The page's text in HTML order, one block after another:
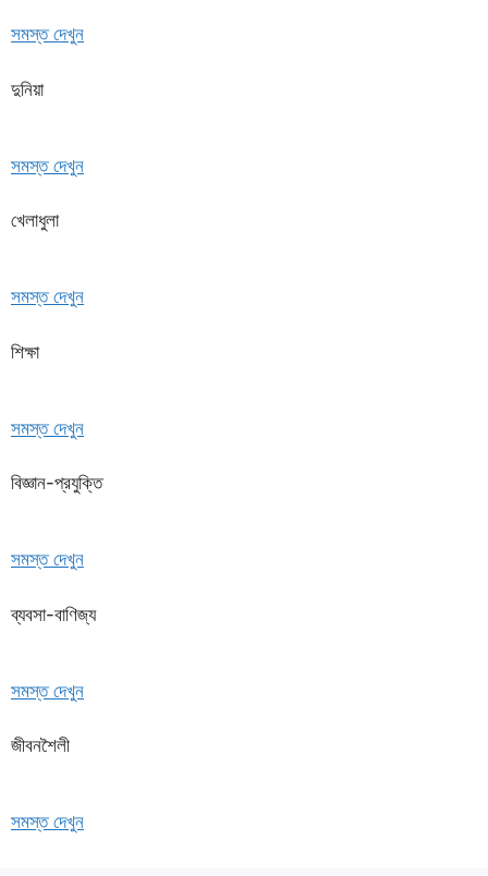
সমস্ত দেখুন
দুনিয়া
সমস্ত দেখুন
খেলাধুলা
সমস্ত দেখুন
শিক্ষা
সমস্ত দেখুন
বিজ্ঞান-প্রযুক্তি
সমস্ত দেখুন
ব্যবসা-বাণিজ্য
সমস্ত দেখুন
জীবনশৈলী
সমস্ত দেখুন